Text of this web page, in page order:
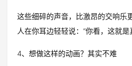
这些细碎的声音，比激昂的交响乐
人在你耳边轻轻说：“你看，这就
4、想做这样的动画？其实不难